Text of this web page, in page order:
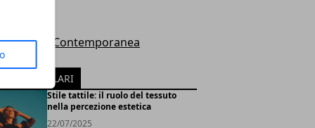
dell'Arte Contemporanea
POPOLARI
Stile tattile: il ruolo del tessuto
nella percezione estetica
22/07/2025